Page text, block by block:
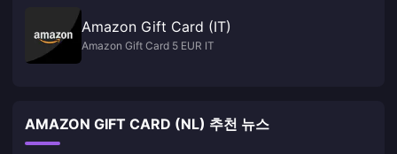
Amazon Gift Card (IT)
Amazon Gift Card 5 EUR IT
AMAZON GIFT CARD (NL) 추천 뉴스